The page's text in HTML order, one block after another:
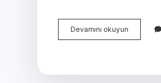
Devamını okuyun
Kadar